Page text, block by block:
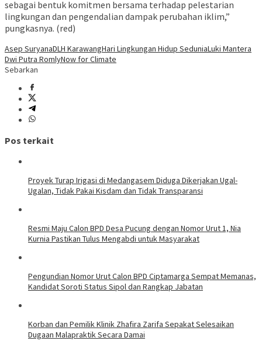
sebagai bentuk komitmen bersama terhadap pelestarian
lingkungan dan pengendalian dampak perubahan iklim,”
pungkasnya. (red)
Asep SuryanaDLH KarawangHari Lingkungan Hidup SeduniaLuki Mantera
Dwi Putra RomlyNow for Climate
Sebarkan
Pos terkait
Proyek Turap Irigasi di Medangasem Diduga Dikerjakan Ugal-
Ugalan, Tidak Pakai Kisdam dan Tidak Transparansi
Resmi Maju Calon BPD Desa Pucung dengan Nomor Urut 1, Nia
Kurnia Pastikan Tulus Mengabdi untuk Masyarakat
Pengundian Nomor Urut Calon BPD Ciptamarga Sempat Memanas,
Kandidat Soroti Status Sipol dan Rangkap Jabatan
Korban dan Pemilik Klinik Zhafira Zarifa Sepakat Selesaikan
Dugaan Malapraktik Secara Damai